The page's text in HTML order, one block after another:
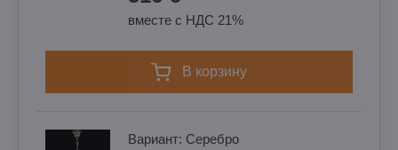
вместе с НДС 21%
в корзину
Вариант: Cеребро